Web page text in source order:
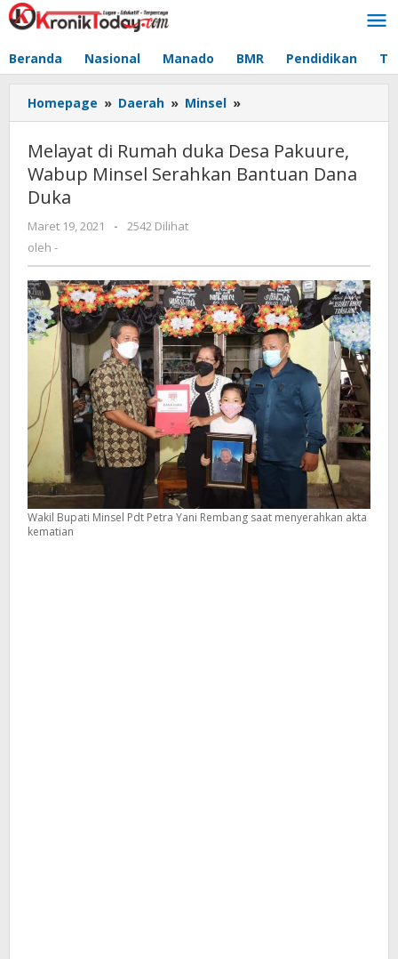
Lewati
ke
Beranda Nasional Manado BMR Pendidikan
Homepage » Daerah » Minsel »
di
duka
Desa
Bantuan
Dana
Duka
Melayat di Rumah duka Desa Pakuure,
Wabup Minsel Serahkan Bantuan Dana
Duka
Maret 19, 2021
oleh
-
2542 Dilihat
oleh -
Wakil Bupati Minsel Pdt Petra Yani Rembang saat menyerahkan akta
kematian